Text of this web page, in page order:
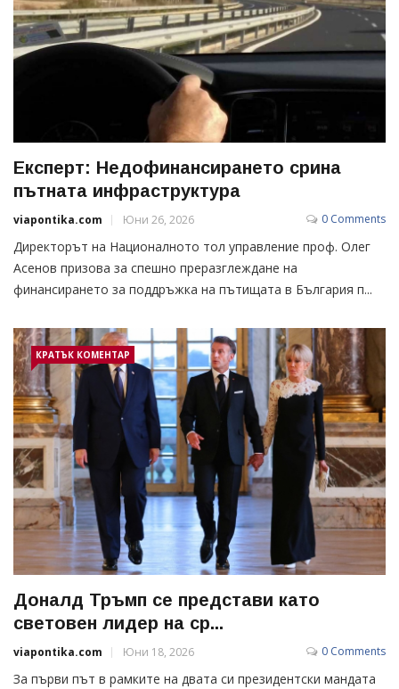
Експерт: Недофинансирането срина
пътната инфраструктура
viapontika.com Юни 26, 2026 0 Comments
Директорът на Националното тол управление проф. Олег
Асенов призова за спешно преразглеждане на
финансирането за поддръжка на пътищата в България п...
КРАТЪК КОМЕНТАР
Доналд Тръмп се представи като
световен лидер на ср...
viapontika.com Юни 18, 2026 0 Comments
За първи път в рамките на двата си президентски мандата